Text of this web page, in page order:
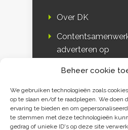
Beheer cookie
We gebruiken technologieën zoals
op te slaan en/of te raadplegen. We doen
ervaring te bieden en om
te stemmen met deze technologieën
gedrag of unieke ID's op deze site
Over DK
adverteren op
DK & media
Disclaimer